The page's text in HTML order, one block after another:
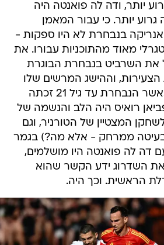
יותר, ודה לה פואנטה היה
יותר. כי עבור המאמן
בנבחרת לא היו ספקות -
מאוד מהתוכניות עבורו. את
את השרביט בנבחרת הבוגרת
וההישג המרשים שלו
שם הגיע ב-2019 כאשר הנבחרת עד גיל 21 זכתה
רואיס היה הלב והנשמה של
המצטיין של הטורניר, וגם
ממרחק - אלא מה?) בגמר
דה לה פואנטה היו מושלמים,
השדרוג ידע הקשר שהוא
הראשית. וכך היה.